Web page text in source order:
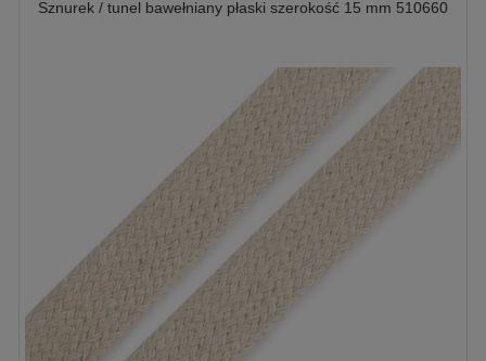
Sznurek / tunel bawełniany płaski szerokość 15 mm 510660